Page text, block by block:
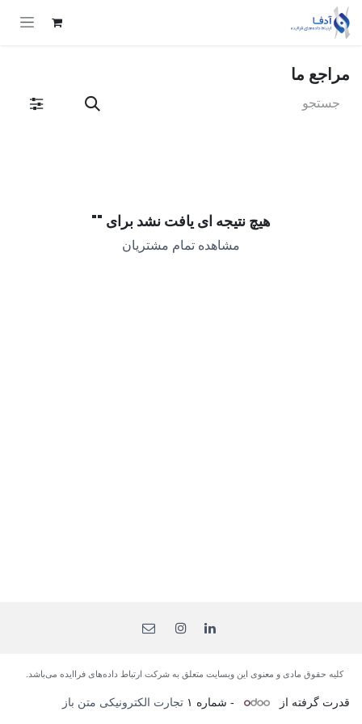
Skip to Content
مراجع ما
هیچ نتیجه ای یافت نشد برای ""
مشاهده تمام مشتریان
کلیه حقوق مادی و معنوی این وبسایت متعلق به شرکت ارتباط داده‌های فرا‌ایده می‌باشد.
قدرت گرفته از - شماره ۱ تجارت الکترونیکی متن باز